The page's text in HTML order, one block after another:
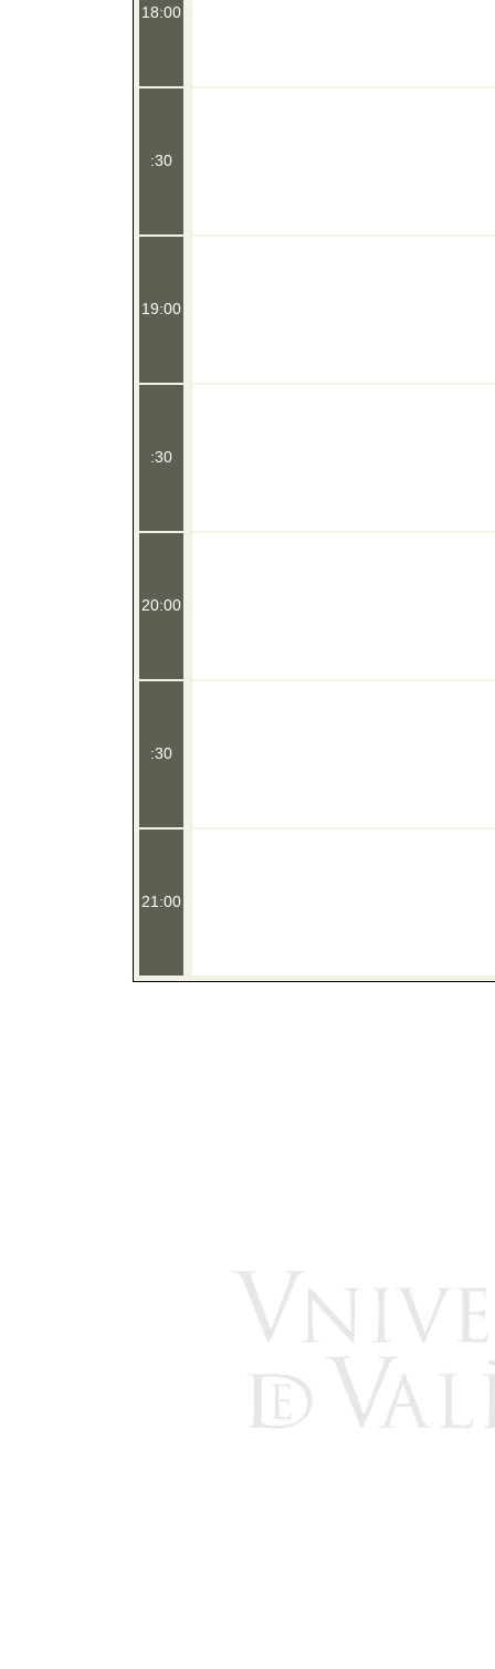
18:00
:30
19:00
:30
20:00
:30
21:00